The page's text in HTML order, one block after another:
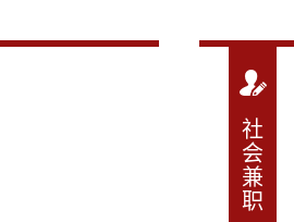
社
会
兼
职